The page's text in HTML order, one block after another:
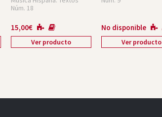
Núm. 18
15,00€
Ver producto
No disponible
Ver producto